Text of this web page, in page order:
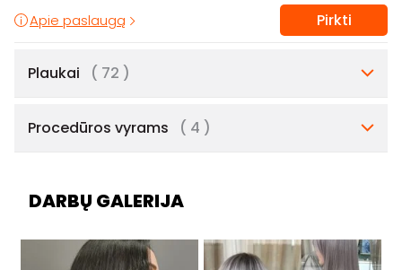
Apie paslaugą Pirkti
Plaukai ( 72 )
Procedūros vyrams ( 4 )
DARBŲ GALERIJA